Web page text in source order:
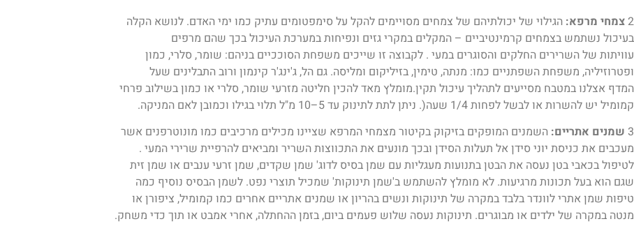
2צמחי מרפא: הגילוי של יכולתיהם של צמחים מסויימים להקל על סימפטומים עתיק כמו ימי האדם. לנושא הקלה
בעיכול נשתמש בצמחים קרמינטיביים – המקלים במקרי גזים ונפיחות במערכת העיכול בכך שהם מרפים
עוויתות של השרירים החלקים והסוגרים במעי . לקבוצה זו שייכים משפחת הסוככיים בניהם: שומר, סלרי, כמון
ופטרוזיליה, משפחת השפתניים כמו: מנתה, טימין, בזיליקום ומליסה. גם הל, ג'ינג'ר קינמון ורוב התבלינים שעל
המדף אצלנו במטבח מסייעים לתהליך עיכול תקין.מומלץ מאד להכין חליטה מזרעי שומר, סלרי או כמון בשילוב פרחי
קמומיל יש להשרות או לבשל לפחות 1/4 שעה(. ניתן לתת לתינוק עד 5–10 מ"ל תלוי בגילו וכמובן לאם המניקה.
3 שמנים אתריים: השמנים המופקים בזיקוק בקיטור מצמחי המרפא שציינו מכילים מרכיבים כמו מונוטרפנים אשר
מעכבים את כניסת יוני סידן אל תעלות הסידן ובכך מונעים את התכווצות השריר ומביאים להרפיית שרירי המעי .
לטיפול בכאבי בטן נעסה את הבטן בתנועות מעגליות עם שמן בסיס לדוג' שמן שקדים, שמן זרעי ענבים או שמן זית
שגם הוא בעל תכונות מרגיעות. לא מומלץ להשתמש ב'שמן תינוקות' שמכיל תוצרי נפט. לשמן הבסיס נוסיף כמה
טיפות שמן אתרי לוונדר בלבד במקרה של תינוקות ונשים בהריון או שמנים אתריים אחרים כמו קמומיל, ציפורן או
מנטה במקרה של ילדים או מבוגרים. תינוקות נעסה שלוש פעמים ביום, בזמן ההחתלה, אחרי אמבט או תוך כדי משחק.